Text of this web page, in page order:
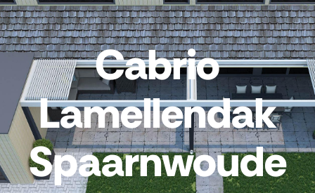
Cabrio
Lamellendak
Spaarnwoude